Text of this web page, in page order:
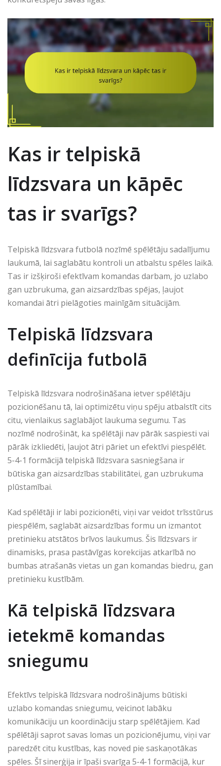
Kas ir telpiskā
līdzsvara un kāpēc
tas ir svarīgs?
Telpiskā līdzsvara futbolā nozīmē spēlētāju sadalījumu
laukumā, lai saglabātu kontroli un atbalstu spēles laikā.
Tas ir izšķiroši efektīvam komandas darbam, jo uzlabo
gan uzbrukuma, gan aizsardzības spējas, ļaujot
komandai ātri pielāgoties mainīgām situācijām.
Telpiskā līdzsvara
definīcija futbolā
Telpiskā līdzsvara nodrošināšana ietver spēlētāju
pozicionēšanu tā, lai optimizētu viņu spēju atbalstīt cits
citu, vienlaikus saglabājot laukuma segumu. Tas
nozīmē nodrošināt, ka spēlētāji nav pārāk saspiesti vai
pārāk izkliedēti, ļaujot ātri pāriet un efektīvi piespēlēt.
5-4-1 formācijā telpiskā līdzsvara sasniegšana ir
būtiska gan aizsardzības stabilitātei, gan uzbrukuma
plūstamībai.
Kad spēlētāji ir labi pozicionēti, viņi var veidot trīsstūrus
piespēlēm, saglabāt aizsardzības formu un izmantot
pretinieku atstātos brīvos laukumus. Šis līdzsvars ir
dinamisks, prasa pastāvīgas korekcijas atkarībā no
bumbas atrašanās vietas un gan komandas biedru, gan
pretinieku kustībām.
Kā telpiskā līdzsvara
ietekmē komandas
sniegumu
Efektīvs telpiskā līdzsvara nodrošinājums būtiski
uzlabo komandas sniegumu, veicinot labāku
komunikāciju un koordināciju starp spēlētājiem. Kad
spēlētāji saprot savas lomas un pozicionējumu, viņi var
paredzēt citu kustības, kas noved pie saskaņotākas
spēles. Šī sinerģija ir īpaši svarīga 5-4-1 formācijā, kur